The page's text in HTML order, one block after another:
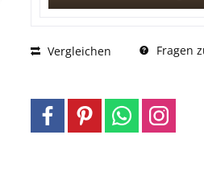
Vergleichen Fragen